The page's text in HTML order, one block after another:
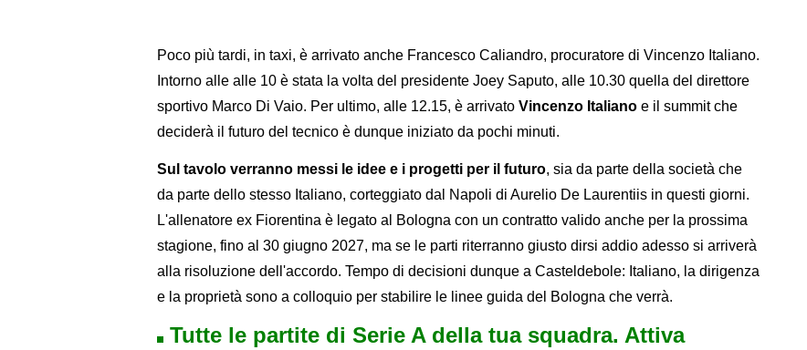
Poco più tardi, in taxi, è arrivato anche Francesco Caliandro, procuratore di Vincenzo Italiano.
Intorno alle alle 10 è stata la volta del presidente Joey Saputo, alle 10.30 quella del direttore
sportivo Marco Di Vaio. Per ultimo, alle 12.15, è arrivato Vincenzo Italiano e il summit che
deciderà il futuro del tecnico è dunque iniziato da pochi minuti.
Sul tavolo verranno messi le idee e i progetti per il futuro, sia da parte della società che
da parte dello stesso Italiano, corteggiato dal Napoli di Aurelio De Laurentiis in questi giorni.
L'allenatore ex Fiorentina è legato al Bologna con un contratto valido anche per la prossima
stagione, fino al 30 giugno 2027, ma se le parti riterranno giusto dirsi addio adesso si arriverà
alla risoluzione dell'accordo. Tempo di decisioni dunque a Casteldebole: Italiano, la dirigenza
e la proprietà sono a colloquio per stabilire le linee guida del Bologna che verrà.
Tutte le partite di Serie A della tua squadra. Attiva